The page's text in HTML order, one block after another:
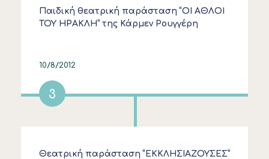
Παιδική θεατρική παράσταση “ΟΙ ΑΘΛΟΙ
ΤΟΥ ΗΡΑΚΛΗ” της Κάρμεν Ρουγγέρη
10/8/2012
3
Θεατρική παράσταση “ΕΚΚΛΗΣΙΑΖΟΥΣΕΣ”